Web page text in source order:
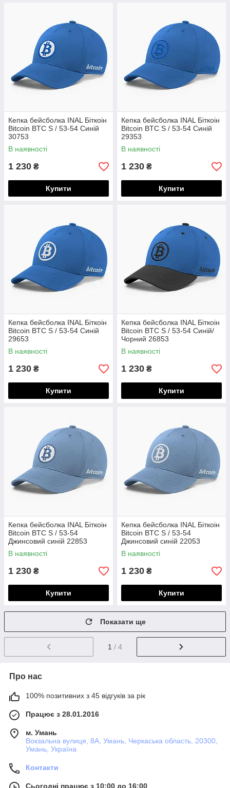
Кепка бейсболка INAL Біткоін
Bitcoin BTC S / 53-54 Синій
30753
В наявності
1 230 ₴
Купити
Кепка бейсболка INAL Біткоін
Bitcoin BTC S / 53-54 Синій
29353
В наявності
1 230 ₴
Купити
Кепка бейсболка INAL Біткоін
Bitcoin BTC S / 53-54 Синій
29653
В наявності
1 230 ₴
Купити
Кепка бейсболка INAL Біткоін
Bitcoin BTC S / 53-54 Синій/
Чорний 26853
В наявності
1 230 ₴
Купити
Кепка бейсболка INAL Біткоін
Bitcoin BTC S / 53-54
Джинсовий синій 22853
В наявності
1 230 ₴
Купити
Кепка бейсболка INAL Біткоін
Bitcoin BTC S / 53-54
Джинсовий синій 22053
В наявності
1 230 ₴
Купити
Показати ще
1 / 4
Про нас
100% позитивних з 45 відгуків за рік
Працює з 28.01.2016
м. Умань
Вокзальна вулиця, 8А, Умань, Черкаська область, 20300,
Умань, Україна
Контакти
Сьогодні працює з 10:00 до 16:00